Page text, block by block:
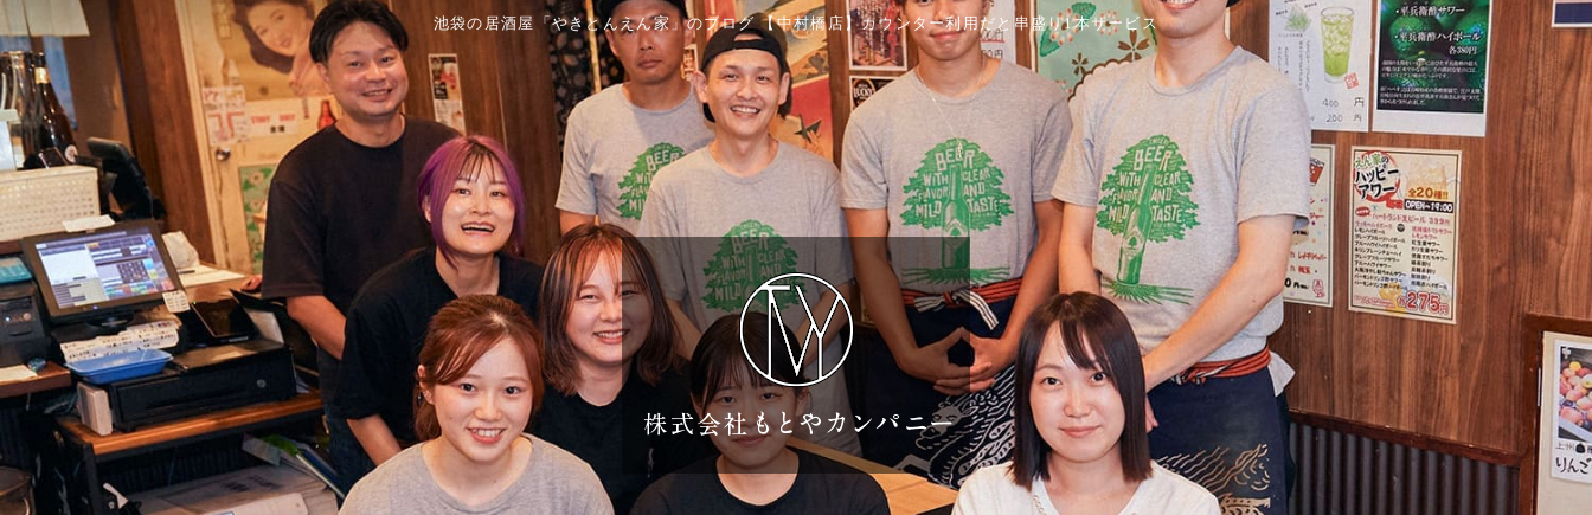
池袋の居酒屋「やきとんえん家」のブログ 【中村橋店】カウンター利用だと串盛り1本サービス